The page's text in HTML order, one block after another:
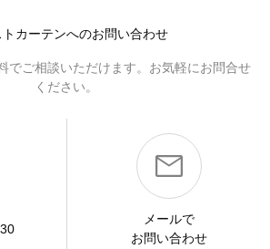
トカーテンへのお問い合わせ
でご相談いただけます。お気軽にお問合せ
ください。
メールで
お問い合わせ